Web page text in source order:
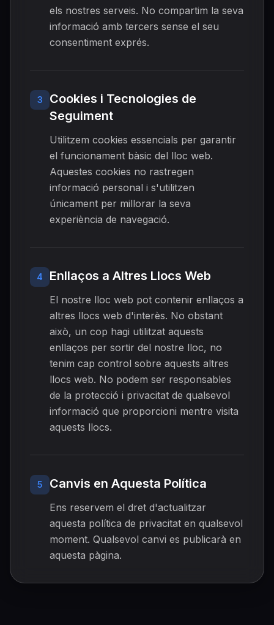
els nostres serveis. No compartim la seva
informació amb tercers sense el seu
consentiment exprés.
3
Cookies i Tecnologies de
Seguiment
Utilitzem cookies essencials per garantir
el funcionament bàsic del lloc web.
Aquestes cookies no rastregen
informació personal i s'utilitzen
únicament per millorar la seva
experiència de navegació.
4 Enllaços a Altres Llocs Web
El nostre lloc web pot contenir enllaços a
altres llocs web d'interès. No obstant
això, un cop hagi utilitzat aquests
enllaços per sortir del nostre lloc, no
tenim cap control sobre aquests altres
llocs web. No podem ser responsables
de la protecció i privacitat de qualsevol
informació que proporcioni mentre visita
aquests llocs.
5 Canvis en Aquesta Política
Ens reservem el dret d'actualitzar
aquesta política de privacitat en qualsevol
moment. Qualsevol canvi es publicarà en
aquesta pàgina.